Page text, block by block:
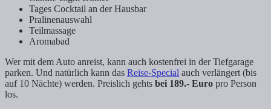
Tages Cocktail an der Hausbar
Pralinenauswahl
Teilmassage
Aromabad
Wer mit dem Auto anreist, kann auch kostenfrei in der Tiefgarage
parken. Und natürlich kann das Reise-Special auch verlängert (bis
auf 10 Nächte) werden. Preislich gehts bei 189.- Euro pro Person
los.